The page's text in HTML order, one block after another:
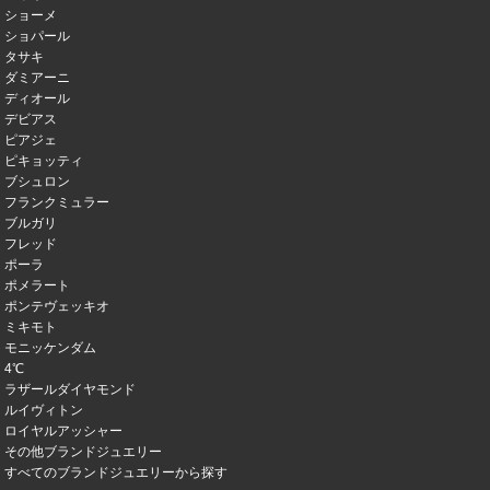
ショーメ
ショパール
タサキ
ダミアーニ
ディオール
デビアス
ピアジェ
ピキョッティ
ブシュロン
フランクミュラー
ブルガリ
フレッド
ポーラ
ポメラート
ポンテヴェッキオ
ミキモト
モニッケンダム
4℃
ラザールダイヤモンド
ルイヴィトン
ロイヤルアッシャー
その他ブランドジュエリー
すべてのブランドジュエリーから探す